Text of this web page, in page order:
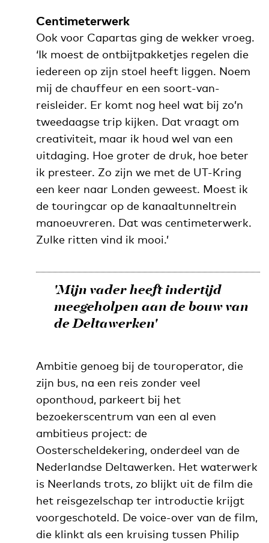
Centimeterwerk
Ook voor Capartas ging de wekker vroeg.
‘Ik moest de ontbijtpakketjes regelen die
iedereen op zijn stoel heeft liggen. Noem
mij de chauffeur en een soort-van-
reisleider. Er komt nog heel wat bij zo’n
tweedaagse trip kijken. Dat vraagt om
creativiteit, maar ik houd wel van een
uitdaging. Hoe groter de druk, hoe beter
ik presteer. Zo zijn we met de UT-Kring
een keer naar Londen geweest. Moest ik
de touringcar op de kanaaltunneltrein
manoeuvreren. Dat was centimeterwerk.
Zulke ritten vind ik mooi.’
'Mijn vader heeft indertijd
meegeholpen aan de bouw van
de Deltawerken'
Ambitie genoeg bij de touroperator, die
zijn bus, na een reis zonder veel
oponthoud, parkeert bij het
bezoekerscentrum van een al even
ambitieus project: de
Oosterscheldekering, onderdeel van de
Nederlandse Deltawerken. Het waterwerk
is Neerlands trots, zo blijkt uit de film die
het reisgezelschap ter introductie krijgt
voorgeschoteld. De voice-over van de film,
die klinkt als een kruising tussen Philip